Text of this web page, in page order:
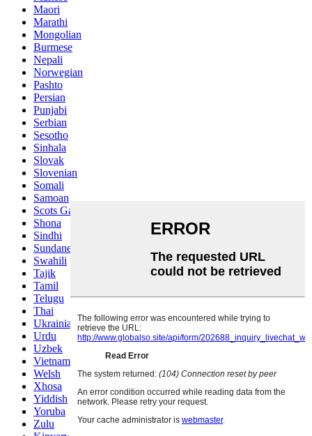
Maori
Marathi
Mongolian
Burmese
Nepali
Norwegian
Pashto
Persian
Punjabi
Serbian
Sesotho
Sinhala
Slovak
Slovenian
Somali
Samoan
Scots Gaelic
Shona
Sindhi
Sundanese
Swahili
Tajik
Tamil
Telugu
Thai
Ukrainian
Urdu
Uzbek
Vietnamese
Welsh
Xhosa
Yiddish
Yoruba
Zulu